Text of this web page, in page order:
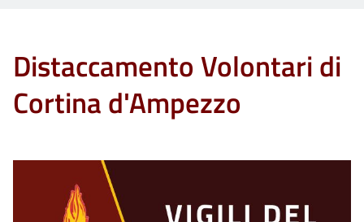
Distaccamento Volontari di
Cortina d'Ampezzo